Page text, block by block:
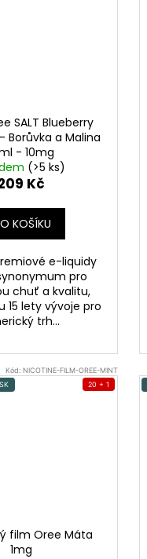
SALT Blueberry
Borůvka a Malina
- 10mg
(>5 ks)
Kč
KOŠÍKU
e-liquidy
pro
chuť a kvalitu,
15 lety vývoje pro
trh...
Kód:NICOTINE-FILM-OREE-MINT
20 + 1
film Oree Máta
1mg